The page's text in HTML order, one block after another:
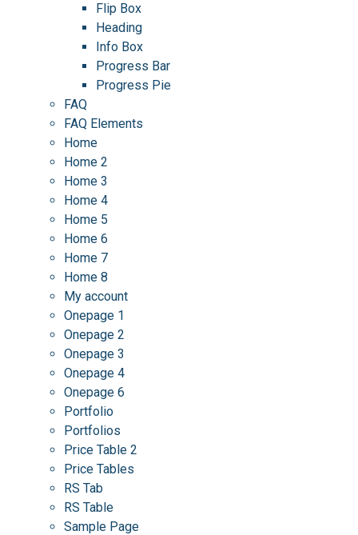
Flip Box
Heading
Info Box
Progress Bar
Progress Pie
FAQ
FAQ Elements
Home
Home 2
Home 3
Home 4
Home 5
Home 6
Home 7
Home 8
My account
Onepage 1
Onepage 2
Onepage 3
Onepage 4
Onepage 6
Portfolio
Portfolios
Price Table 2
Price Tables
RS Tab
RS Table
Sample Page